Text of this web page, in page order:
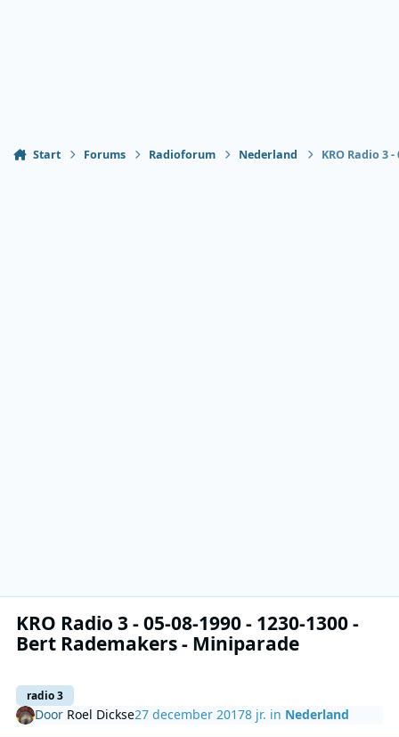
Start Forums Radioforum Nederland KRO Radio 3
KRO Radio 3 - 05-08-1990 - 1230-1300 -
Bert Rademakers - Miniparade
radio 3
Door Roel Dickse27 december 20178 jr. in Nederland